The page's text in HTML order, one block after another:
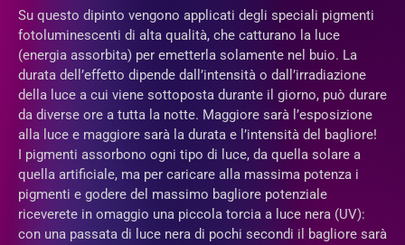
Su questo dipinto vengono applicati degli speciali pigmenti
fotoluminescenti di alta qualità, che catturano la luce
(energia assorbita) per emetterla solamente nel buio. La
durata dell’effetto dipende dall’intensità o dall’irradiazione
della luce a cui viene sottoposta durante il giorno, può durare
da diverse ore a tutta la notte. Maggiore sarà l’esposizione
alla luce e maggiore sarà la durata e l’intensità del bagliore!
I pigmenti assorbono ogni tipo di luce, da quella solare a
quella artificiale, ma per caricare alla massima potenza i
pigmenti e godere del massimo bagliore potenziale
riceverete in omaggio una piccola torcia a luce nera (UV):
con una passata di luce nera di pochi secondi il bagliore sarà